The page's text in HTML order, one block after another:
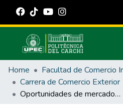
Communities & Collections
All of DSpace
Statistics
Home
Carrera de Comercio Exterior
Oportunidades de mercados internacionales para la exportación de Avena de frutos rojos de la empresa Vita Alimentos C.A. del cantón Tulcán.